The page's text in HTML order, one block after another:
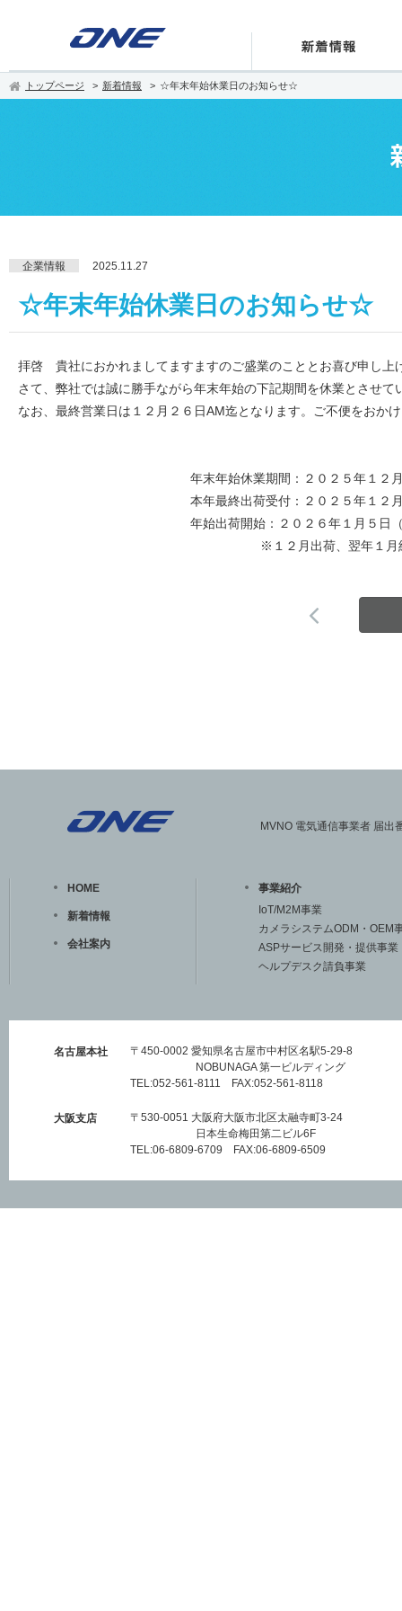
トップページ 新着情報 ☆年末年始休業日のお知らせ☆
企業情報 2025.11.27
☆年末年始休業日のお知らせ☆
拝啓 貴社におかれましてますますのご盛業のこととお喜び申し上
さて、弊社では誠に勝手ながら年末年始の下記期間を休業とさせ
なお、最終営業日は１２月２６日AM迄となります。ご不便をおか
年末年始休業期間：２０２５年１２月２７日（
本年最終出荷受付：２０２５年１２月２５
年始出荷開始：２０２６年１月５日（
※１２月出荷、翌年１月
MVNO 電気通信事業者 届
HOME
新着情報
会社案内
事業紹介
IoT/M2M事業
カメラシステムODM・OEM
ASPサービス開発・提供事業
ヘルプデスク請負事業
名古屋本社
〒450-0002 愛知県名古屋市中村区名駅5-29-8
NOBUNAGA 第一ビルディング
TEL:052-561-8111 FAX:052-561-8118
大阪支店
〒530-0051 大阪府大阪市北区太融寺町3-24
日本生命梅田第二ビル6F
TEL:06-6809-6709 FAX:06-6809-6509